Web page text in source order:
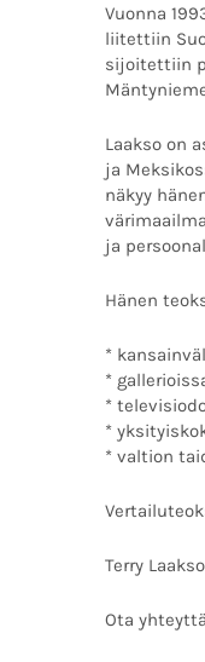
Vuonna
liitettiin
sijoitettiin
Laakso on
ja
näkyy
ja
Hänen
*
*
*
*
* valtion
Terry
Ota yhteyttä